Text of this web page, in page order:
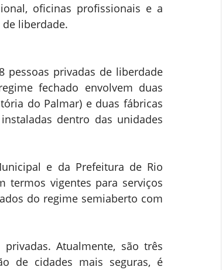
oficinas profissionais e a
liberdade.
pessoas privadas de liberdade
fechado envolvem duas
do Palmar) e duas fábricas
dentro das unidades
e da Prefeitura de Rio
termos vigentes para serviços
do regime semiaberto com
Atualmente, são três
de cidades mais seguras, é